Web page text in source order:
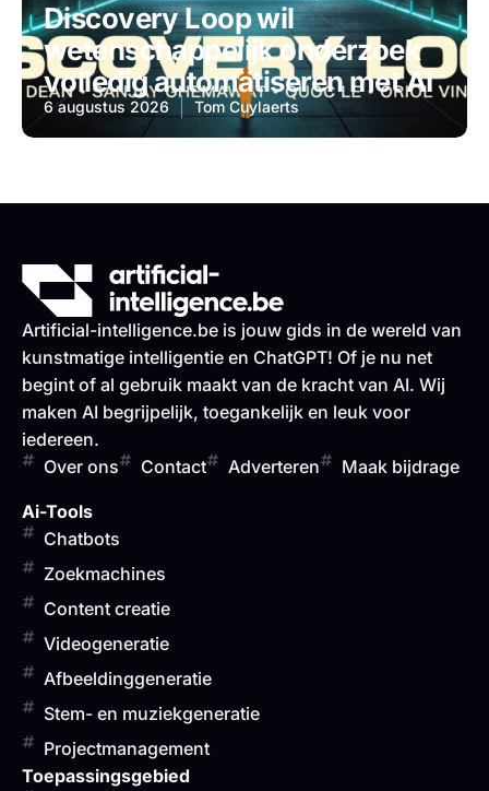
Discovery Loop wil
wetenschappelijk onderzoek
volledig automatiseren met AI
6 augustus 2026 Tom Cuylaerts
Artificial-intelligence.be is jouw gids in de wereld van
kunstmatige intelligentie en ChatGPT! Of je nu net
begint of al gebruik maakt van de kracht van AI. Wij
maken AI begrijpelijk, toegankelijk en leuk voor
iedereen.
Over ons
Contact Adverteren Maak bijdrage
Ai-Tools
Chatbots
Zoekmachines
Content creatie
Videogeneratie
Afbeeldinggeneratie
Stem- en muziekgeneratie
Projectmanagement
Toepassingsgebied